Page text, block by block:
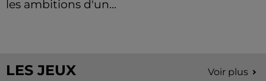
les ambitions d'un...
LES JEUX Voir plus